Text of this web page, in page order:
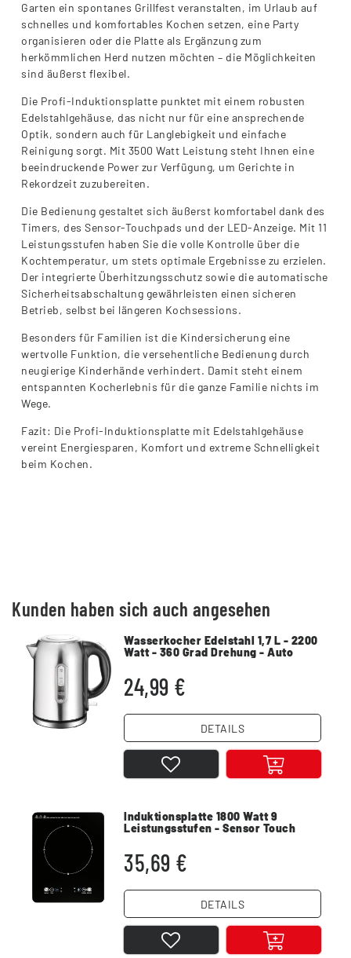
Garten ein spontanes Grillfest veranstalten, im Urlaub auf
schnelles und komfortables Kochen setzen, eine Party
organisieren oder die Platte als Ergänzung zum
herkömmlichen Herd nutzen möchten – die Möglichkeiten
sind äußerst flexibel.
Die Profi-Induktionsplatte punktet mit einem robusten
Edelstahlgehäuse, das nicht nur für eine ansprechende
Optik, sondern auch für Langlebigkeit und einfache
Reinigung sorgt. Mit 3500 Watt Leistung steht Ihnen eine
beeindruckende Power zur Verfügung, um Gerichte in
Rekordzeit zuzubereiten.
Die Bedienung gestaltet sich äußerst komfortabel dank des
Timers, des Sensor-Touchpads und der LED-Anzeige. Mit 11
Leistungsstufen haben Sie die volle Kontrolle über die
Kochtemperatur, um stets optimale Ergebnisse zu erzielen.
Der integrierte Überhitzungsschutz sowie die automatische
Sicherheitsabschaltung gewährleisten einen sicheren
Betrieb, selbst bei längeren Kochsessions.
Besonders für Familien ist die Kindersicherung eine
wertvolle Funktion, die versehentliche Bedienung durch
neugierige Kinderhände verhindert. Damit steht einem
entspannten Kocherlebnis für die ganze Familie nichts im
Wege.
Fazit: Die Profi-Induktionsplatte mit Edelstahlgehäuse
vereint Energiesparen, Komfort und extreme Schnelligkeit
beim Kochen.
Kunden haben sich auch angesehen
Wasserkocher Edelstahl 1,7 L - 2200
Watt - 360 Grad Drehung - Auto
24,99 €
DETAILS
Induktionsplatte 1800 Watt 9
Leistungsstufen - Sensor Touch
35,69 €
DETAILS